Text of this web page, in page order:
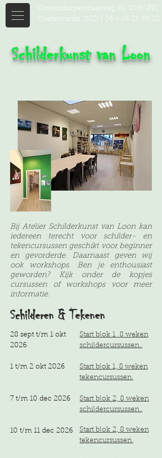
Oostendorperstraatweg 90, 8097 PN,
Oosterwolde, GLD |
06 - 46 25 69 38
Schilderkunst van Loon
Bij Atelier Schilderkunst van Loon kan
iedereen terecht voor schilder- en
tekencursussen geschikt voor beginner
en gevorderde. Daarnaast gevenwij
ook workshops. Ben je enthousiast
geworden? Kijk onder de kopjes
cursussen of workshops voor meer
informatie.
Schilderen & Tekenen
28 sept t/m 1 okt
2026
1 t/m 2 okt 2026
7 t/m 10 dec 2026
10 t/m 11 dec 2026
Start blok 1 8 weken
schildercursussen..
Start blok 1, 8 weken
tekencursussen.
Start blok 2, 8 weken
schildercursussen..
Start blok 2, 8 weken
tekencursussen.